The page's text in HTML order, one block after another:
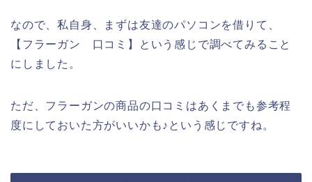
なので、私自身、まずは友達のパソコンを借りて、
【フラーガン 口コミ】という感じで調べてみること
にしました。
ただ、フラーガンの商品の口コミはあくまでも参考程
度にしておいた方がいいかも♪という感じですね。